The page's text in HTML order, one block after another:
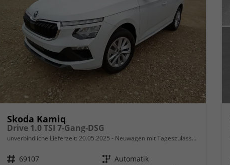
Skoda Kamiq
Drive 1.0 TSI 7-Gang-DSG
unverbindliche Lieferzeit: 20.05.2025 Neuwagen mit Tageszulassung
Fahrzeugnr. 69107 Getriebe Automatik